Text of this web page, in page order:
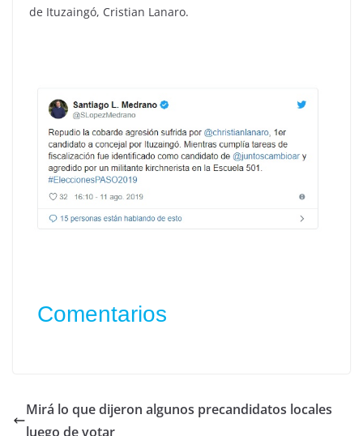
de Ituzaingó, Cristian Lanaro.
Comentarios
Mirá lo que dijeron algunos precandidatos locales
luego de votar